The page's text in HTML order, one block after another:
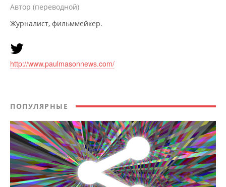
Автор (переводной)
Журналист, фильммейкер.
http://www.paulmasonnews.com/
ПОПУЛЯРНЫЕ